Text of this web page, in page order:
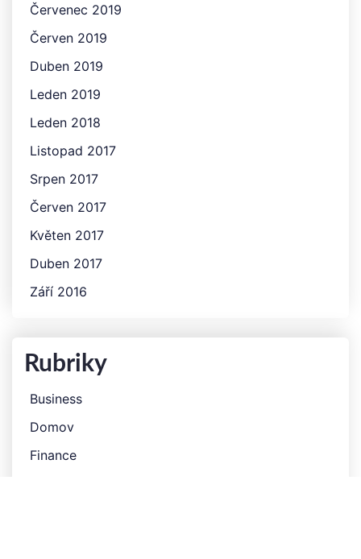
Červenec 2019
Červen 2019
Duben 2019
Leden 2019
Leden 2018
Listopad 2017
Srpen 2017
Červen 2017
Květen 2017
Duben 2017
Září 2016
Rubriky
Business
Domov
Finance